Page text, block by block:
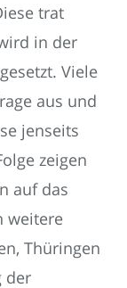
trat
in der
Viele
aus und
jenseits
zeigen
auf das
weitere
Thüringen
der